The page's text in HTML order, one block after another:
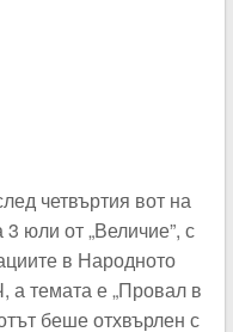
четвъртия вот на
юли от „Величие”, с
в Народното
а темата е „Провал в
беше отхвърлен с